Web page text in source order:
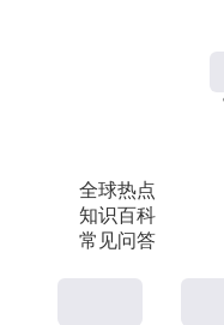
全球热点
知识百科
常见问答